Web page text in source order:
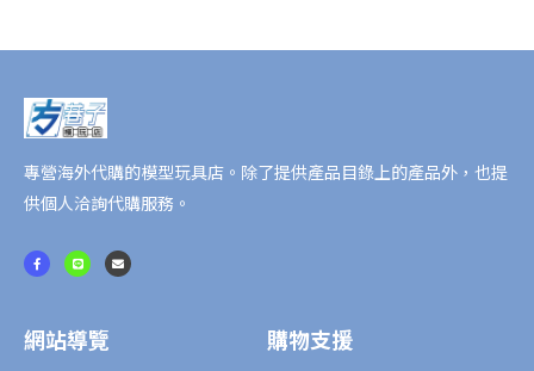
專營海外代購的模型玩具店。除了提供產品目錄上的產品外，也提
供個人洽詢代購服務。
F
a
c
k
-
L
i
n
E
n
v
網站導覽 購物支援